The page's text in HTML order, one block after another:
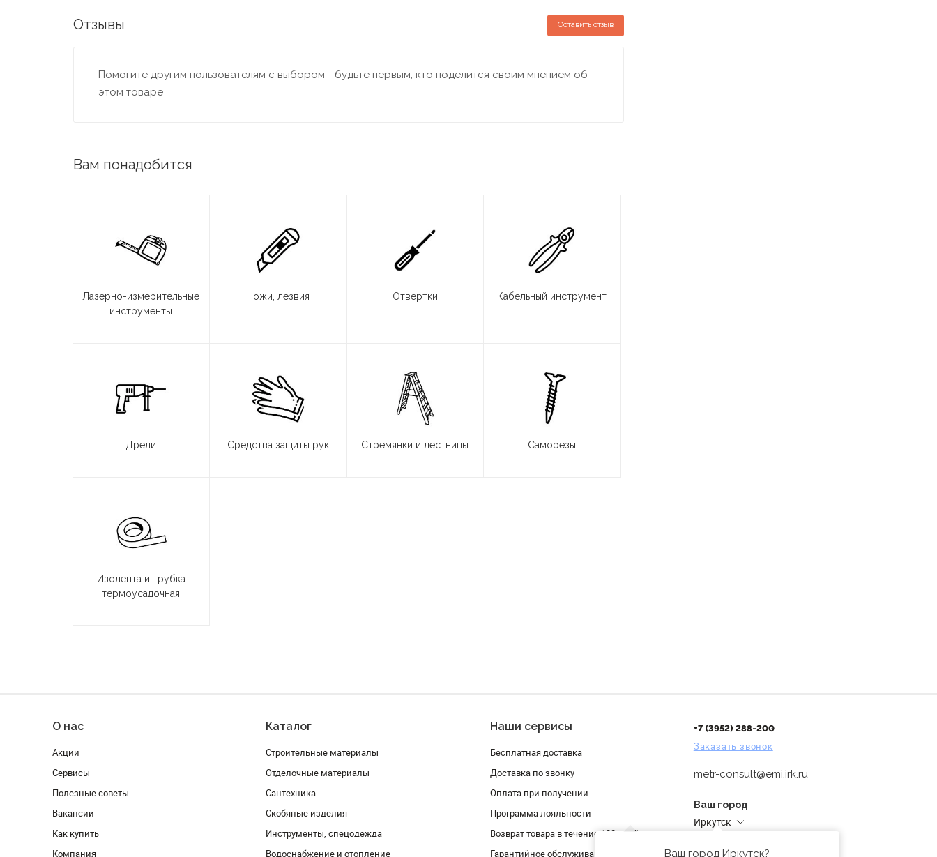
Отзывы Оставить отзыв
Помогите другим пользователям с выбором - будьте первым, кто поделится своим мнением об
этом товаре
Вам понадобится
Лазерно-измерительные
инструменты
Ножи, лезвия Отвертки Кабельный инструмент
Дрели Средства защиты рук Стремянки и лестницы Саморезы
Изолента и трубка
термоусадочная
О нас
Акции
Сервисы
Полезные советы
Вакансии
Как купить
Компания
Каталог
Строительные материалы
Отделочные материалы
Сантехника
Скобяные изделия
Инструменты, спецодежда
Водоснабжение и отопление
Наши сервисы
Бесплатная доставка
Доставка по звонку
Оплата при получении
Программа лояльности
Возврат товара в течение 120 дней
Гарантийное обслуживание и проверка
+7 (3952) 288-200
Заказать звонок
metr-consult@emi.irk.ru
Ваш город
Иркутск
Ваш город Иркутск?